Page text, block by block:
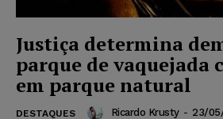
Justiça determina
parque de vaquejada
em parque natural
DESTAQUES Ricardo Krusty - 23/